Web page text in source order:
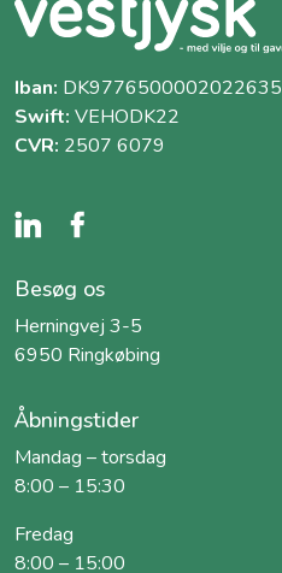
Iban: DK9776500002022635
Swift: VEHODK22
CVR: 2507 6079
Besøg os
Herningvej 3-5
6950 Ringkøbing
Åbningstider
Mandag – torsdag
8:00 – 15:30
Fredag
8:00 – 15:00